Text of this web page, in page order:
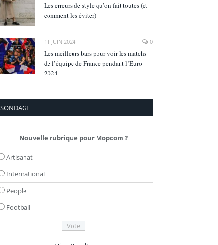
Les erreurs de style qu’on fait toutes (et
comment les éviter)
11 JUIN 2024 0
Les meilleurs bars pour voir les matchs
de l’équipe de France pendant l’Euro
2024
SONDAGE
Nouvelle rubrique pour Mopcom ?
Artisanat
International
People
Football